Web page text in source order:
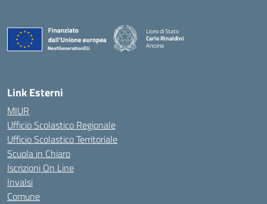
Liceo di Stato
Carlo Rinaldini
Ancona
Link Esterni
MIUR
Ufficio Scolastico Regionale
Ufficio Scolastico Territoriale
Scuola in Chiaro
Iscrizioni On Line
Invalsi
Comune